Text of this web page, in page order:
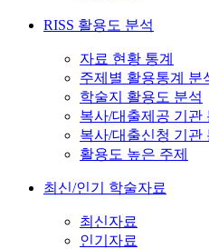
RISS 활용도 분석
자료 현황 통계
주제별 활용통계 분
학술지 활용도 분석
복사/대출제공 기관
복사/대출신청 기관
활용도 높은 주제
최신/인기 학술자료
최신자료
인기자료